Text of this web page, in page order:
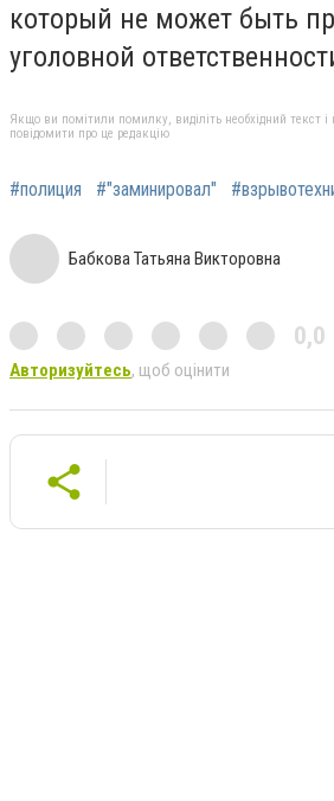
который не может быть
уголовной
Якщо ви помітили помилку, виділіть необхідний текст
повідомити про це редакцію
#полиция #"заминировал"
Бабкова Татьяна Викторовна
0,0
Авторизуйтесь, щоб оцінити